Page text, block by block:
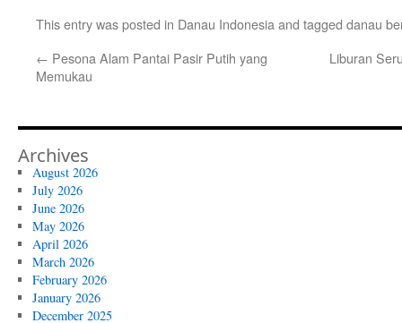
This entry was posted in Danau Indonesia and tagged danau
← Pesona Alam Pantai Pasir Putih yang
Memukau
Liburan
Archives
August 2026
July 2026
June 2026
May 2026
April 2026
March 2026
February 2026
January 2026
December 2025